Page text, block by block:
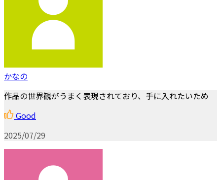
かなの
作品の世界観がうまく表現されており、手に入れたいため
Good
2025/07/29